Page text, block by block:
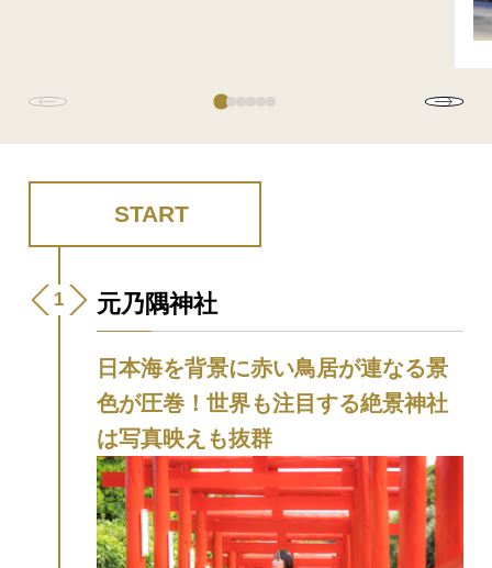
START
元乃隅神社
日本海を背景に赤い鳥居が連なる景
色が圧巻！世界も注目する絶景神社
は写真映えも抜群